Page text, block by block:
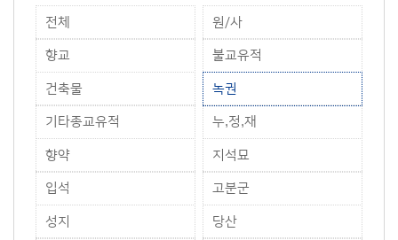
전체 원/사
향교 불교유적
건축물 녹권
기타종교유적 누,정,재
향약 지석묘
입석 고분군
성지 당산